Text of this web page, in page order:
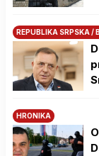
REPUBLIKA SRPSKA /
HRONIKA